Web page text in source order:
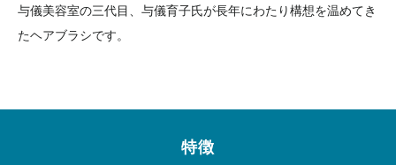
与儀美容室の三代目、与儀育子氏が長年にわたり構想を温めてき
たヘアブラシです。
特徴